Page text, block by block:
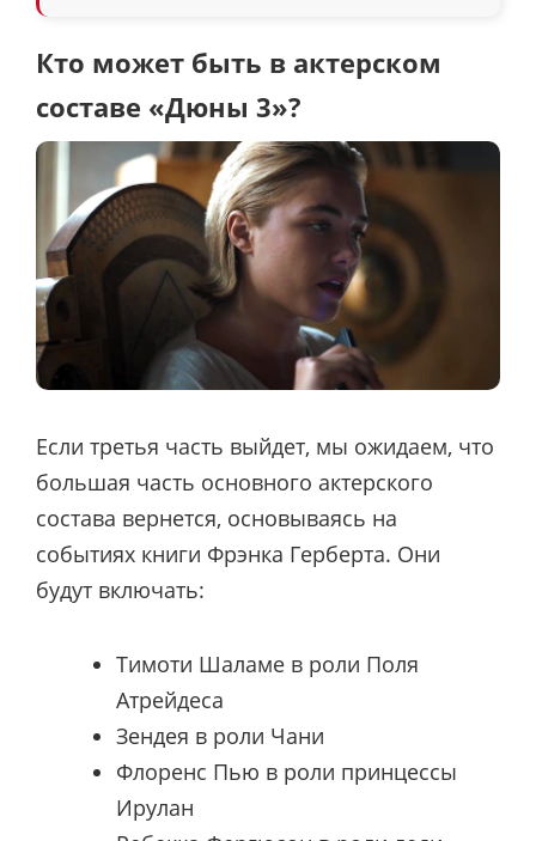
Кто может быть в актерском
составе «Дюны 3»?
Если третья часть выйдет, мы ожидаем, что
большая часть основного актерского
состава вернется, основываясь на
событиях книги Фрэнка Герберта. Они
будут включать:
Тимоти Шаламе в роли Поля
Атрейдеса
Зендея в роли Чани
Флоренс Пью в роли принцессы
Ирулан